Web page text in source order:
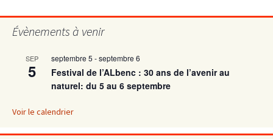
articles
Évènements à venir
SEP
5
septembre 5 -septembre 6
Festival de l’ALbenc : 30 ans de l’avenir au
naturel: du 5 au 6 septembre
Voir le calendrier